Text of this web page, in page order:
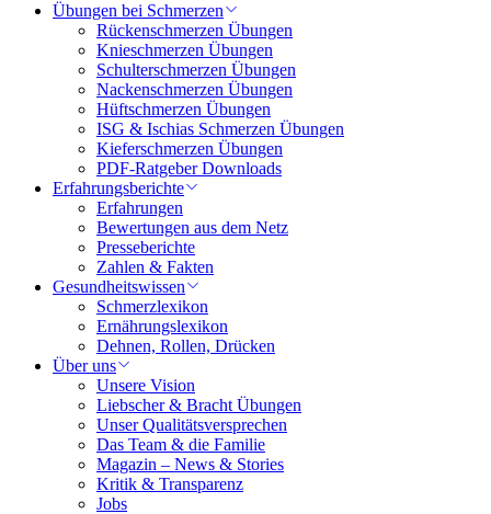
Übungen bei Schmerzen
Rückenschmerzen Übungen
Knieschmerzen Übungen
Schulterschmerzen Übungen
Nackenschmerzen Übungen
Hüftschmerzen Übungen
ISG & Ischias Schmerzen Übungen
Kieferschmerzen Übungen
PDF-Ratgeber Downloads
Erfahrungsberichte
Erfahrungen
Bewertungen aus dem Netz
Presseberichte
Zahlen & Fakten
Gesundheitswissen
Schmerzlexikon
Ernährungslexikon
Dehnen, Rollen, Drücken
Über uns
Unsere Vision
Liebscher & Bracht Übungen
Unser Qualitätsversprechen
Das Team & die Familie
Magazin – News & Stories
Kritik & Transparenz
Jobs